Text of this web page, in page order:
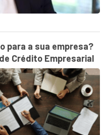
para a sua empresa?
Crédito Empresarial